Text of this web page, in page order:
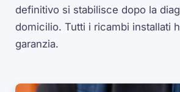
definitivo si stabilisce dopo la
domicilio. Tutti i ricambi installati
garanzia.